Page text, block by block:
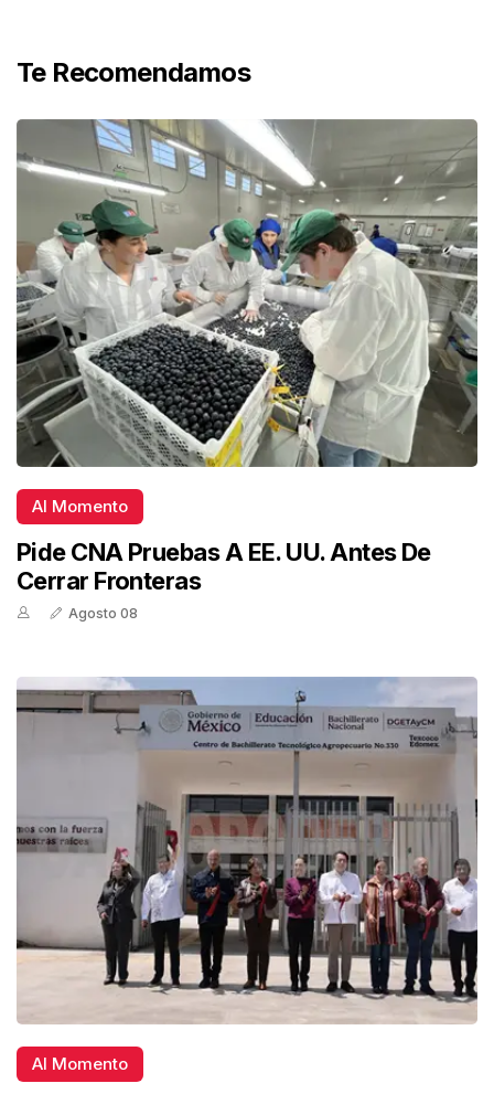
Te Recomendamos
Al Momento
Pide CNA Pruebas A EE. UU. Antes De
Cerrar Fronteras
Agosto 08
Al Momento